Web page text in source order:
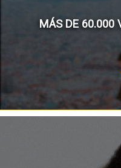
MÁS DE 60.000